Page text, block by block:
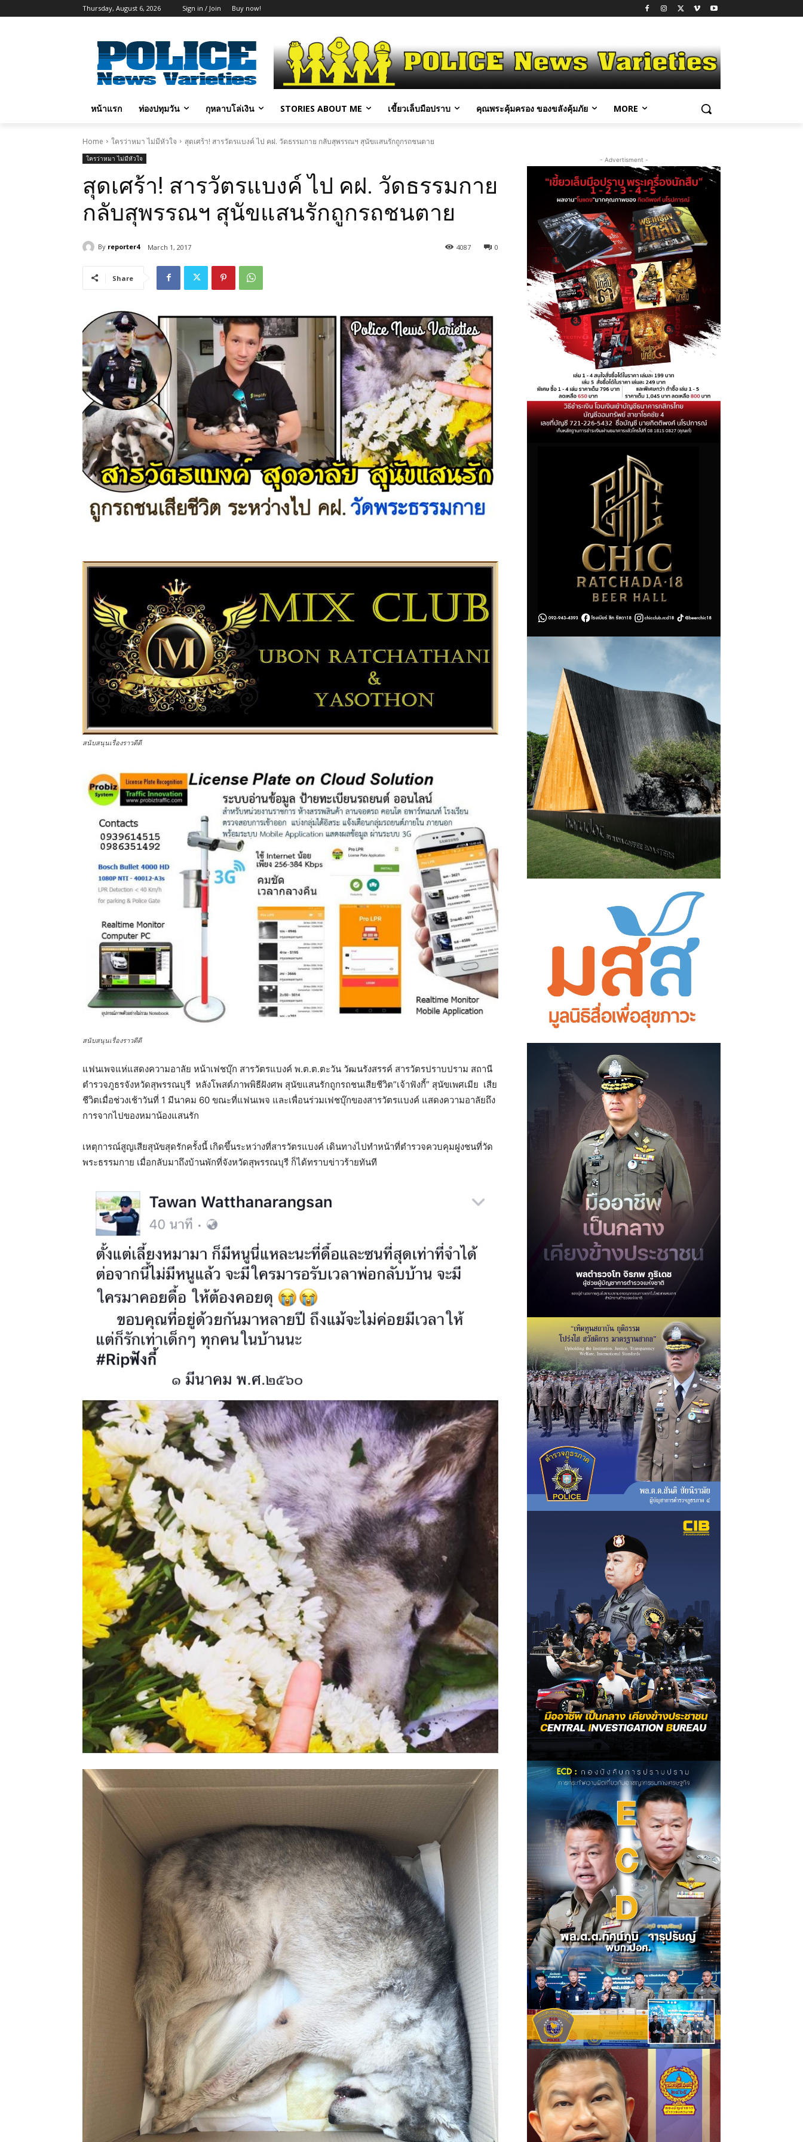
Thursday, August 6, 2026 Sign in / Join Buy now!
หน้าแรก ท่องปทุมวัน กุหลาบโล่เงิน STORIES ABOUT ME เขี้ยวเล็บมือปราบ คุณพระคุ้มครอง ของขลังคุ้มภัย MORE
Home ใครว่าหมา ไม่มีหัวใจ สุดเศร้า! สารวัตรแบงค์ ไป คฝ. วัดธรรมกาย กลับสุพรรณฯ สุนัขแสนรักถูกรถชนตาย
ใครว่าหมา ไม่มีหัวใจ
สุดเศร้า! สารวัตรแบงค์ ไป คฝ. วัดธรรมกาย
กลับสุพรรณฯ สุนัขแสนรักถูกรถชนตาย
By reporter4 March 1, 2017 0
4087
Share
สนับสนุนเรื่องราวดีดี
สนับสนุนเรื่องราวดีดี
แฟนเพจแห่แสดงความอาลัย หน้าเฟชบุ๊ก สารวัตรแบงค์ พ.ต.ต.ตะวัน วัฒนรังสรรค์ สารวัตรปราบปราม สถานี
ตำรวจภูธรจังหวัดสุพรรณบุรี หลังโพสต์ภาพพิธีฝังศพ สุนัขแสนรักถูกรถชนเสียชีวิต”เจ้าฟังกี้” สุนัขเพศเมีย เสีย
ชีวิตเมื่อช่วงเช้าวันที่ 1 มีนาคม 60 ขณะที่แฟนเพจ และเพื่อนร่วมเฟชบุ๊กของสารวัตรแบงค์ แสดงความอาลัยถึง
การจากไปของหมาน้องแสนรัก
เหตุการณ์สูญเสียสุนัขสุดรักครั้งนี้ เกิดขึ้นระหว่างที่สารวัตรแบงค์ เดินทางไปทำหน้าที่ตำรวจควบคุมฝูงชนที่วัด
พระธรรมกาย เมื่อกลับมาถึงบ้านพักที่จังหวัดสุพรรณบุรี ก็ได้ทราบข่าวร้ายทันที
- Advertisment -